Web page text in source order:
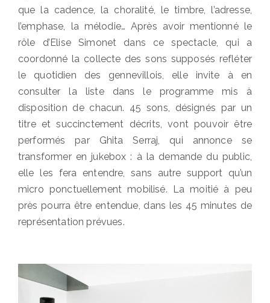
que la cadence, la choralité, le timbre, l’adresse,
l’emphase, la mélodie… Après avoir mentionné le
rôle d’Elise Simonet dans ce spectacle, qui a
coordonné la collecte des sons supposés refléter
le quotidien des gennevillois, elle invite à en
consulter la liste dans le programme mis à
disposition de chacun. 45 sons, désignés par un
titre et succinctement décrits, vont pouvoir être
performés par Ghita Serraj, qui annonce se
transformer en jukebox : à la demande du public,
elle les fera entendre, sans autre support qu’un
micro ponctuellement mobilisé. La moitié à peu
près pourra être entendue, dans les 45 minutes de
représentation prévues.